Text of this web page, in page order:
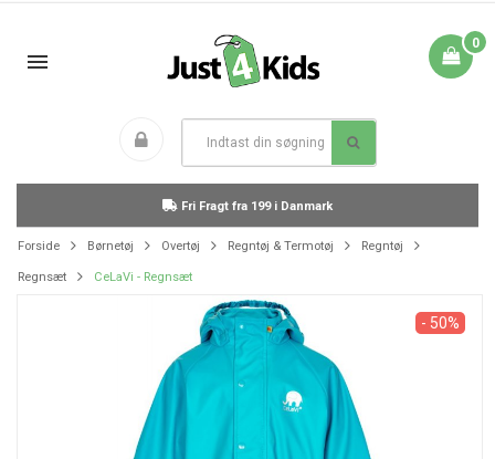
0
Fri Fragt fra 199 i Danmark
Forside Børnetøj Overtøj Regntøj & Termotøj Regntøj
Regnsæt CeLaVi - Regnsæt
- 50%